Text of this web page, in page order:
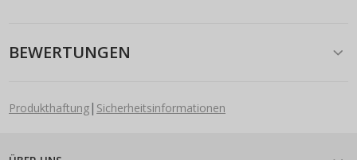
BEWERTUNGEN
Produkthaftung| Sicherheitsinformationen